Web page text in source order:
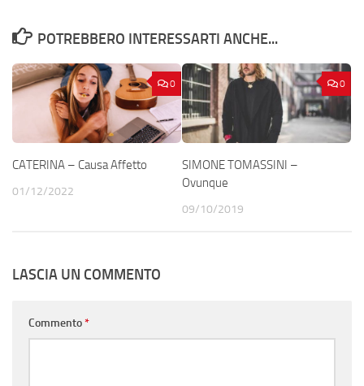
POTREBBERO INTERESSARTI ANCHE...
0
CATERINA – Causa Affetto
01/12/2022
0
SIMONE TOMASSINI –
Ovunque
09/10/2019
LASCIA UN COMMENTO
Commento*